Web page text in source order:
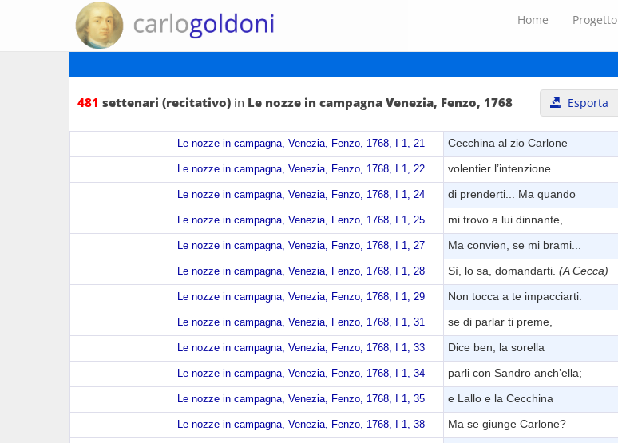
Home Progetto
481 settenari (recitativo) in Le nozze in campagna Venezia, Fenzo, 1768 Esporta
Le nozze in campagna, Venezia, Fenzo, 1768, I 1, 21 Cecchina al zio Carlone
Le nozze in campagna, Venezia, Fenzo, 1768, I 1, 22 volentier l’intenzione...
Le nozze in campagna, Venezia, Fenzo, 1768, I 1, 24 di prenderti... Ma quando
Le nozze in campagna, Venezia, Fenzo, 1768, I 1, 25 mi trovo a lui dinnante,
Le nozze in campagna, Venezia, Fenzo, 1768, I 1, 27 Ma convien, se mi brami...
Le nozze in campagna, Venezia, Fenzo, 1768, I 1, 28 Sì, lo sa, domandarti.(A Cecca)
Le nozze in campagna, Venezia, Fenzo, 1768, I 1, 29 Non tocca a te impacciarti.
Le nozze in campagna, Venezia, Fenzo, 1768, I 1, 31 se di parlar ti preme,
Le nozze in campagna, Venezia, Fenzo, 1768, I 1, 33 Dice ben; la sorella
Le nozze in campagna, Venezia, Fenzo, 1768, I 1, 34 parli con Sandro anch’ella;
Le nozze in campagna, Venezia, Fenzo, 1768, I 1, 35 e Lallo e la Cecchina
Le nozze in campagna, Venezia, Fenzo, 1768, I 1, 38 Ma se giunge Carlone?